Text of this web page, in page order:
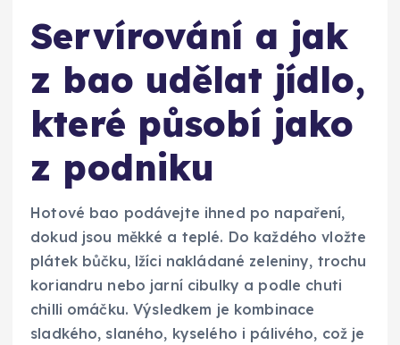
Servírování a jak
z bao udělat jídlo,
které působí jako
z podniku
Hotové bao podávejte ihned po napaření,
dokud jsou měkké a teplé. Do každého vložte
plátek bůčku, lžíci nakládané zeleniny, trochu
koriandru nebo jarní cibulky a podle chuti
chilli omáčku. Výsledkem je kombinace
sladkého, slaného, kyselého i pálivého, což je